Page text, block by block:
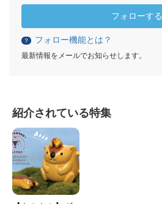
フォローする
？ フォロー機能とは？
最新情報をメールでお知らせします。
紹介されている特集